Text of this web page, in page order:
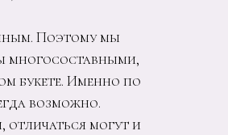
Поэтому мы
многосоставными,
букете. Именно по
возможно.
могут и